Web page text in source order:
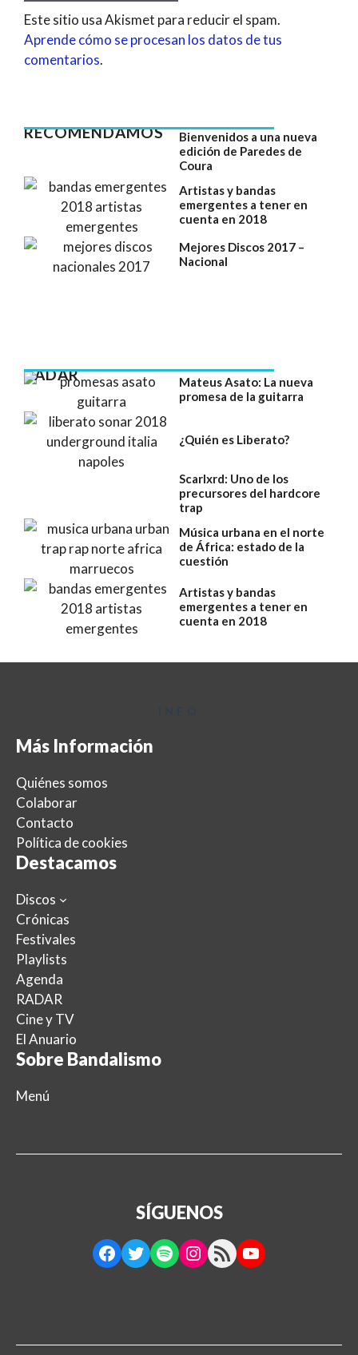
Este sitio usa Akismet para reducir el spam.
Aprende cómo se procesan los datos de tus
comentarios.
RECOMENDAMOS
Bienvenidos a una nueva
edición de Paredes de
Coura
Artistas y bandas
emergentes a tener en
cuenta en 2018
Mejores Discos 2017 –
Nacional
RADAR
Mateus Asato: La nueva
promesa de la guitarra
¿Quién es Liberato?
Scarlxrd: Uno de los
precursores del hardcore
trap
Música urbana en el norte
de África: estado de la
cuestión
Artistas y bandas
emergentes a tener en
cuenta en 2018
Más Información
Quiénes somos
Colaborar
Contacto
Política de cookies
Destacamos
Discos
Crónicas
Festivales
Playlists
Agenda
RADAR
Cine y TV
El Anuario
Sobre Bandalismo
Menú
SÍGUENOS
Facebook
Twitter
Spotify
Instagram
RSS FeedYouTube